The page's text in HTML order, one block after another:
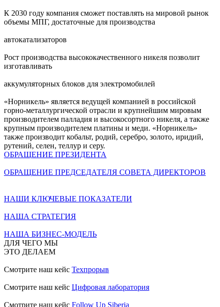
К 2030 году компания сможет поставлять на мировой рынок
объемы МПГ, достаточные для производства
автокатализаторов
Рост производства высококачественного никеля позволит
изготавливать
аккумуляторных блоков для электромобилей
«Норникель» является ведущей компанией в российской
горно-металлургической отрасли и крупнейшим мировым
производителем палладия и высокосортного никеля, а также
крупным производителем платины и меди. «Норникель»
также производит кобальт, родий, серебро, золото, иридий,
рутений, селен, теллур и серу.
ОБРАЩЕНИЕ ПРЕЗИДЕНТА
ОБРАЩЕНИЕ ПРЕДСЕДАТЕЛЯ СОВЕТА ДИРЕКТОРОВ
НАШИ КЛЮЧЕВЫЕ ПОКАЗАТЕЛИ
НАША СТРАТЕГИЯ
НАША БИЗНЕС-МОДЕЛЬ
ДЛЯ ЧЕГО МЫ
ЭТО ДЕЛАЕМ
Смотрите наш кейс Техпрорыв
Смотрите наш кейс Цифровая лаборатория
Смотрите наш кейс Follow Up Siberia